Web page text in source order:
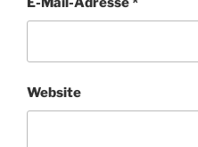
Website